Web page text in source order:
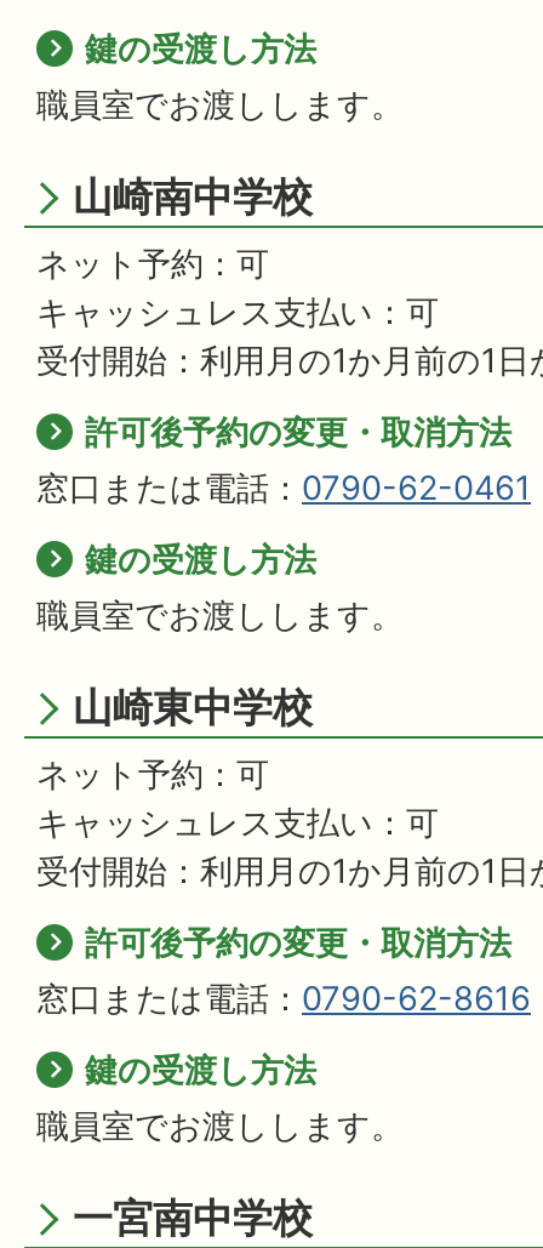
鍵の受渡し方法
職員室でお渡しします。
山崎南中学校
ネット予約：可
キャッシュレス支払い：可
受付開始：利用月の1か月前の1日
許可後予約の変更・取消方法
窓口または電話： 0790-62-0461
鍵の受渡し方法
職員室でお渡しします。
山崎東中学校
ネット予約：可
キャッシュレス支払い：可
受付開始：利用月の1か月前の1日
許可後予約の変更・取消方法
窓口または電話： 0790-62-8616
鍵の受渡し方法
職員室でお渡しします。
一宮南中学校